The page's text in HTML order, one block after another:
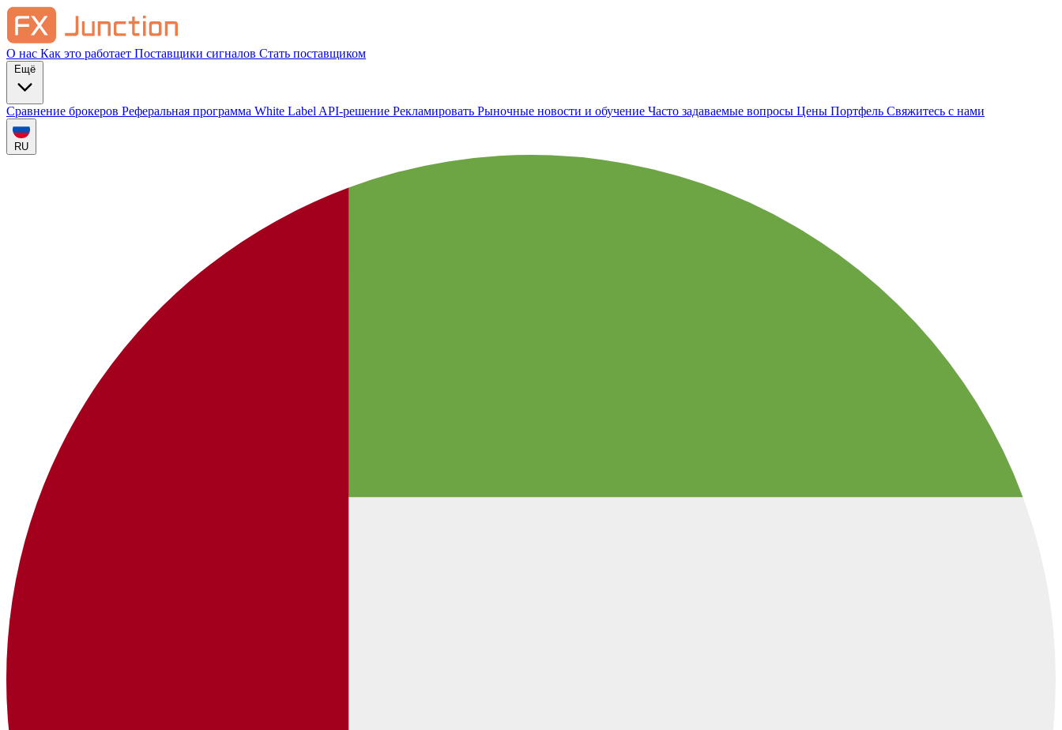
О нас Как это работает Поставщики сигналов Стать поставщиком
Сравнение брокеров Реферальная программа White Label API-решение Рекламировать Рыночные новости и обучение Часто задаваемые вопросы Цены Портфель Свяжитесь с нами
RU